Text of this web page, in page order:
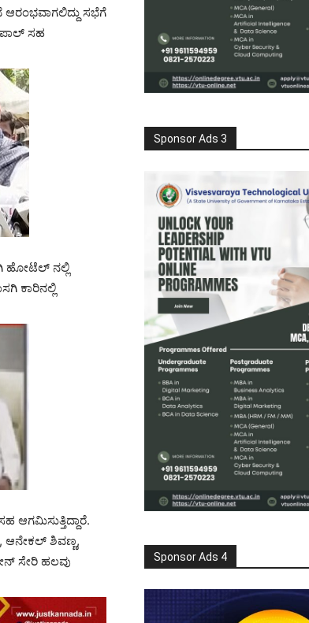
ಆರಂಭವಾಗಲಿದ್ದು ಸಭೆಗೆ
ಸಹ
ಹೋಟೆಲ್​​ ನಲ್ಲಿ
ಕಾರಿನಲ್ಲಿ
ಆಗಮಿಸುತ್ತಿದ್ದಾರೆ.
ಆನೇಕಲ್​​ ಶಿವಣ್ಣ,
ಸೇರಿ ಹಲವು
Sponsor Ads 3
Sponsor Ads 4